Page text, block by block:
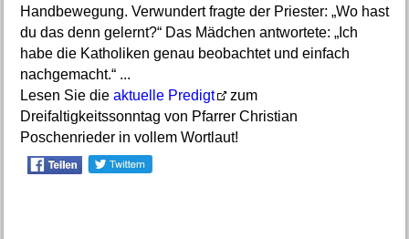
Handbewegung. Verwundert fragte der Priester: „Wo hast
du das denn gelernt?“ Das Mädchen antwortete: „Ich
habe die Katholiken genau beobachtet und einfach
nachgemacht.“ ...
Lesen Sie die aktuelle Predigt
zum
Dreifaltigkeitssonntag von Pfarrer Christian
Poschenrieder in vollem Wortlaut!